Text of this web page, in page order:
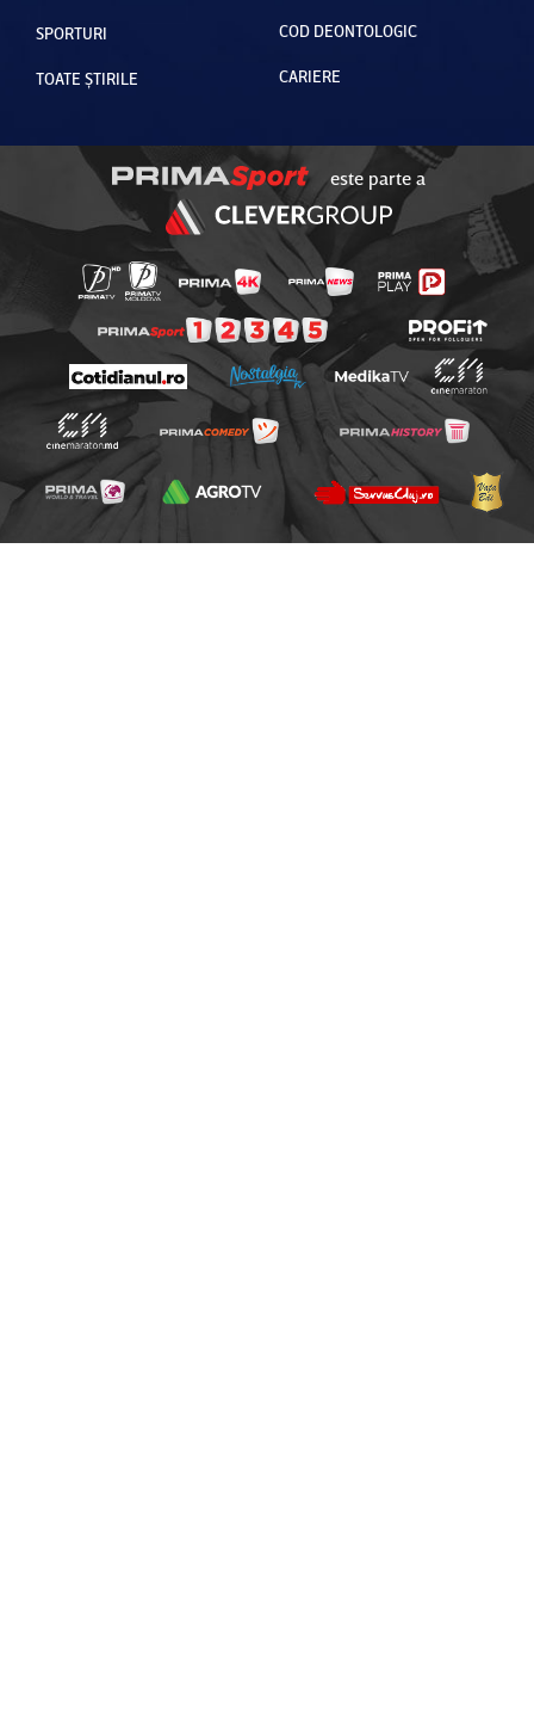
SPORTURI
TOATE ȘTIRILE
COD DEONTOLOGIC
CARIERE
este parte a